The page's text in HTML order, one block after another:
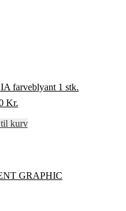
farveblyant 1 stk.
Kr.
kurv